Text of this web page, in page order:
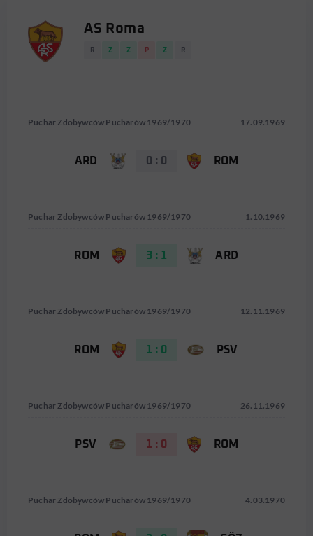
AS Roma
R Z Z P Z R
Puchar Zdobywców Pucharów 1969/1970 17.09.1969
ARD 0 : 0 ROM
Puchar Zdobywców Pucharów 1969/1970 1.10.1969
ROM 3 : 1 ARD
Puchar Zdobywców Pucharów 1969/1970 12.11.1969
ROM 1 : 0 PSV
Puchar Zdobywców Pucharów 1969/1970 26.11.1969
PSV 1 : 0 ROM
Puchar Zdobywców Pucharów 1969/1970 4.03.1970